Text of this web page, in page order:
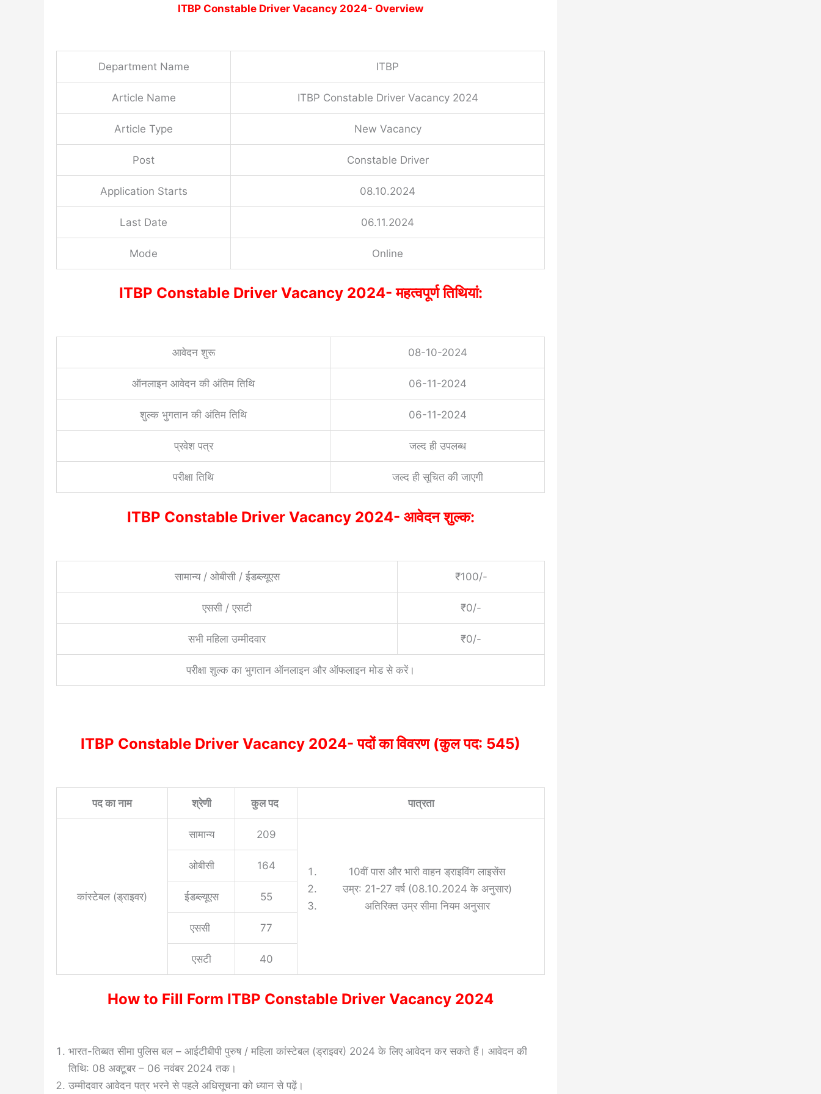
ITBP Constable Driver Vacancy 2024- Overview
Department Name ITBP
Article Name ITBP Constable Driver Vacancy 2024
Article Type New Vacancy
Post Constable Driver
Application Starts 08.10.2024
Last Date 06.11.2024
Mode Online
ITBP Constable Driver Vacancy 2024- महत्वपूर्ण तिथियां:
आवेदन शुरू 08-10-2024
ऑनलाइन आवेदन की अंतिम तिथि 06-11-2024
शुल्क भुगतान की अंतिम तिथि 06-11-2024
प्रवेश पत्र जल्द ही उपलब्ध
परीक्षा तिथि जल्द ही सूचित की जाएगी
ITBP Constable Driver Vacancy 2024- आवेदन शुल्क:
सामान्य / ओबीसी / ईडब्ल्यूएस ₹100/-
एससी / एसटी ₹0/-
सभी महिला उम्मीदवार ₹0/-
परीक्षा शुल्क का भुगतान ऑनलाइन और ऑफलाइन मोड से करें।
ITBP Constable Driver Vacancy 2024- पदों का विवरण (कुल पद: 545)
पद का नाम श्रेणी कुल पद पात्रता
कांस्टेबल (ड्राइवर)
सामान्य 209
10वीं पास और भारी वाहन ड्राइविंग लाइसेंस
उम्र: 21-27 वर्ष (08.10.2024 के अनुसार)
अतिरिक्त उम्र सीमा नियम अनुसार
ओबीसी 164
ईडब्ल्यूएस 55
एससी 77
एसटी 40
How to Fill Form ITBP Constable Driver Vacancy 2024
भारत-तिब्बत सीमा पुलिस बल – आईटीबीपी पुरुष / महिला कांस्टेबल (ड्राइवर) 2024 के लिए आवेदन कर सकते हैं। आवेदन की
तिथि: 08 अक्टूबर – 06 नवंबर 2024 तक।
उम्मीदवार आवेदन पत्र भरने से पहले अधिसूचना को ध्यान से पढ़ें।